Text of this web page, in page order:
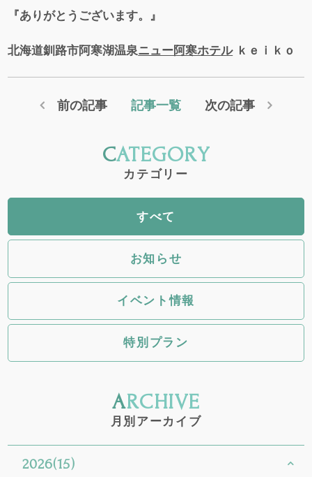
『ありがとうございます。』
北海道釧路市阿寒湖温泉ニュー阿寒ホテルｋｅｉｋｏ
前の記事 記事一覧 次の記事
CATEGORY
カテゴリー
すべて
お知らせ
イベント情報
特別プラン
ARCHIVE
月別アーカイブ
2026(15)